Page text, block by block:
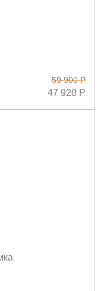
59 900 Р
47 920 Р